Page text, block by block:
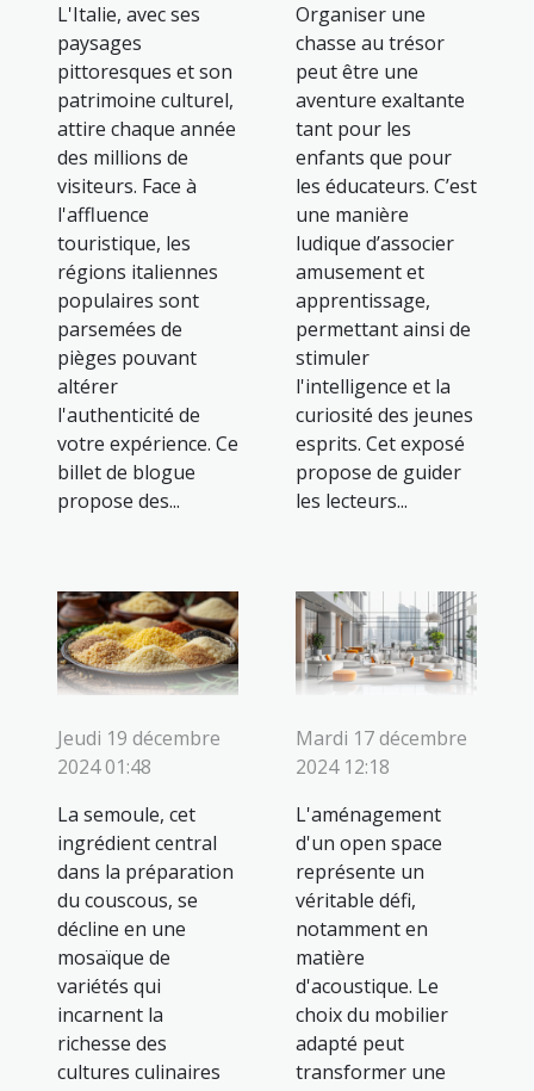
L'Italie, avec ses
paysages
pittoresques et son
patrimoine culturel,
attire chaque année
des millions de
visiteurs. Face à
l'affluence
touristique, les
régions italiennes
populaires sont
parsemées de
pièges pouvant
altérer
l'authenticité de
votre expérience. Ce
billet de blogue
propose des...
Organiser une
chasse au trésor
peut être une
aventure exaltante
tant pour les
enfants que pour
les éducateurs. C’est
une manière
ludique d’associer
amusement et
apprentissage,
permettant ainsi de
stimuler
l'intelligence et la
curiosité des jeunes
esprits. Cet exposé
propose de guider
les lecteurs...
Jeudi 19 décembre
2024 01:48
La semoule, cet
ingrédient central
dans la préparation
du couscous, se
décline en une
mosaïque de
variétés qui
incarnent la
richesse des
cultures culinaires
Mardi 17 décembre
2024 12:18
L'aménagement
d'un open space
représente un
véritable défi,
notamment en
matière
d'acoustique. Le
choix du mobilier
adapté peut
transformer une